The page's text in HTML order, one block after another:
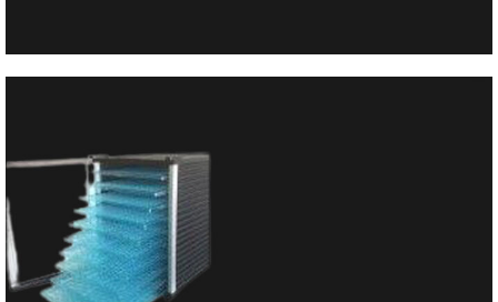
razmak između polica: 3 cm
snaga grijača: 800W